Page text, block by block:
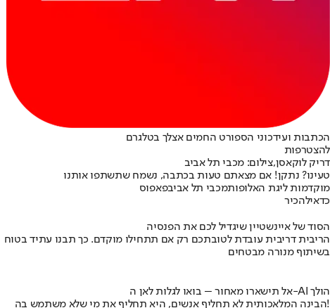
הכתבות ועידכוני הספורט החמים אצלך בטלגרם
להצטרפות
דריק לוקאסן,צילום: מכבי תל אביב
טעינו? נתקן! אם מצאתם טעות בכתבה, נשמח שתשתפו אותנו
מוקדמות ליגת האלופותמכבי תל אביבפאפוס
כדאילהכיר
הסוד של איינשטיין שיגדיל לכם את הפנסיה
הריבית דריבית עובדת לטובתכם רק אם תתחילו מוקדם. כך תבנו עתיד בטוח
בשיתוף מנורה מבטחים
אל תישארו מאחור – בואו לגלות לאן ה-AI הולך
הבינה המלאכותית לא תחליף אנשים, היא תחליף את מי שלא משתמש בה!